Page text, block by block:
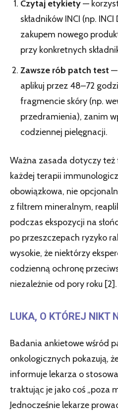
Czytaj etykiety—
składników INCI (np.
zakupem nowego
przy konkretnych
Zawsze rób patch test —
aplikuj przez 48–72
fragmencie skóry (np.
przedramienia), zanim
codziennej pielęgnacji.
Ważna zasada dotyczy też
każdej terapii
obowiązkowa, nie
z filtrem mineralnym,
podczas ekspozycji na
po przeszczepach ryzyko
wysokie, że niektórzy
codzienną ochronę
niezależnie od pory roku [2].
LUKA, O KTÓREJ NIKT
Badania ankietowe wśród
onkologicznych pokazują,
informuje lekarza o
traktując je jako coś „poza
Jednocześnie lekarze